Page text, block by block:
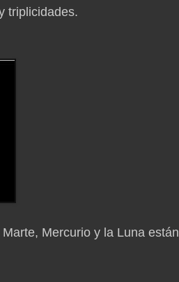
triplicidades.
Mercurio y la Luna están